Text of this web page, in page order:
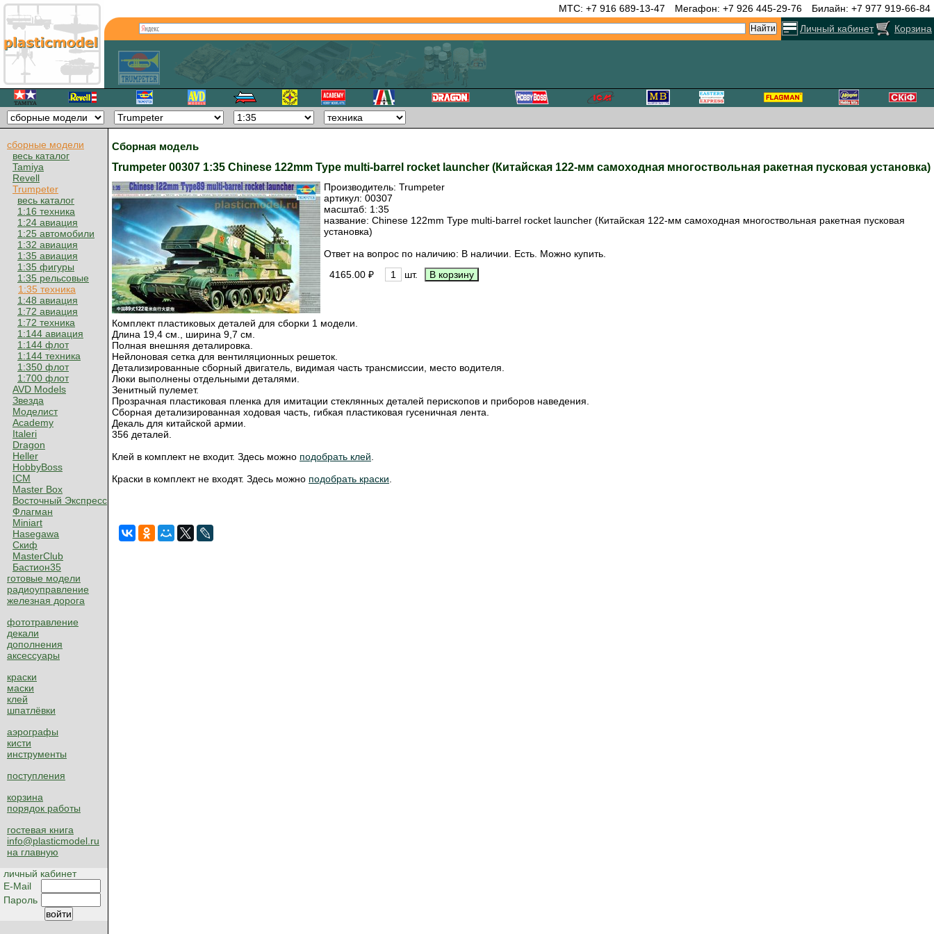
МТС: +7 916 689-13-47 Мегафон: +7 926 445-29-76
Билайн: +7 977 919-66-84
Личный кабинет
Корзина
сборные модели
весь каталог
Tamiya
Revell
Trumpeter
весь каталог
1:16 техника
1:24 авиация
1:25 автомобили
1:32 авиация
1:35 авиация
1:35 фигуры
1:35 рельсовые
1:35 техника
1:48 авиация
1:72 авиация
1:72 техника
1:144 авиация
1:144 флот
1:144 техника
1:350 флот
1:700 флот
AVD Models
Звезда
Моделист
Academy
Italeri
Dragon
Heller
HobbyBoss
ICM
Master Box
Восточный Экспресс
Флагман
Miniart
Hasegawa
Скиф
MasterClub
Бастион35
готовые модели
радиоуправление
железная дорога
фототравление
декали
дополнения
аксессуары
краски
маски
клей
шпатлёвки
аэрографы
кисти
инструменты
поступления
корзина
порядок работы
гостевая книга
info@plasticmodel.ru
на главную
личный кабинет
E-Mail
Пароль
Сборная модель
Trumpeter 00307 1:35 Chinese 122mm Type multi-barrel rocket launcher (Китайская 122-мм самоходная многоствольная ракетная пусковая установка)
Производитель: Trumpeter
артикул: 00307
масштаб: 1:35
название: Chinese 122mm Type multi-barrel rocket launcher (Китайская 122-мм самоходная многоствольная ракетная пусковая
установка)
Ответ на вопрос по наличию: В наличии. Есть. Можно купить.
4165.00 ₽
шт.
Комплект пластиковых деталей для сборки 1 модели.
Длина 19,4 см., ширина 9,7 см.
Полная внешняя деталировка.
Нейлоновая сетка для вентиляционных решеток.
Детализированные сборный двигатель, видимая часть трансмиссии, место водителя.
Люки выполнены отдельными деталями.
Зенитный пулемет.
Прозрачная пластиковая пленка для имитации стеклянных деталей перископов и приборов наведения.
Сборная детализированная ходовая часть, гибкая пластиковая гусеничная лента.
Декаль для китайской армии.
356 деталей.
Клей в комплект не входит. Здесь можно подобрать клей
Краски в комплект не входят. Здесь можно подобрать краски